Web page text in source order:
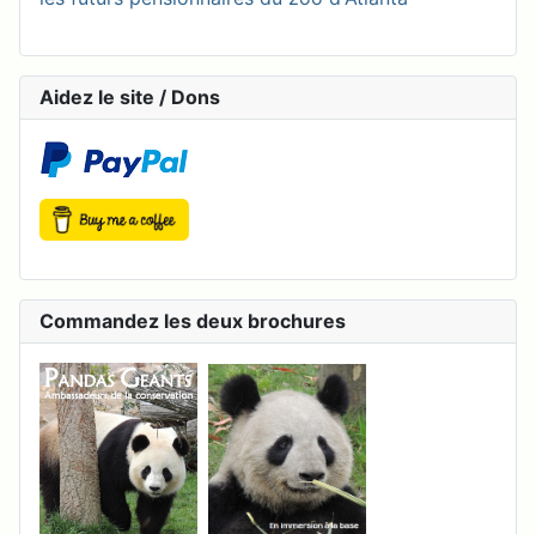
Aidez le site / Dons
Commandez les deux brochures